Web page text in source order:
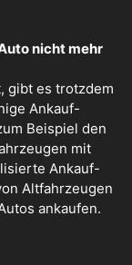
nicht mehr
gibt es trotzdem
Ankauf-
Beispiel den
mit
Ankauf-
Altfahrzeugen
ankaufen.